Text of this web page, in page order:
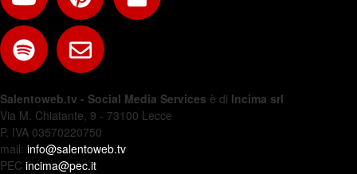
Salentoweb.tv - Social Media Services è di Incima srl
Via M. Chiatante, 9 - 73100 Lecce
P. IVA 03570220750
mail: info@salentoweb.tv
PEC incima@pec.it